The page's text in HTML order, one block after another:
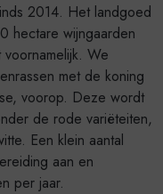
2014. Het landgoed
hectare wijngaarden
We
met de koning
voorop. Deze wordt
de rode variëteiten,
Een klein aantal
aan en
per jaar.